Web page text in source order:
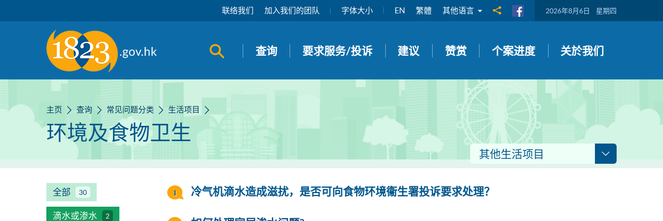
联络我们 加入我们的团队 字体大小 EN 繁體 其他语言 分享到 2026年8月6日 星期四
开启搜寻面板
查询 要求服务/投诉 建议 赞赏 个案进度 关於我们
主页 查询 常见问题分类 生活项目
环境及食物卫生
其他生活项目
全部 30
滴水或渗水 2
冷气机滴水造成滋扰，是否可向食物环境衞生署投诉要求处理？